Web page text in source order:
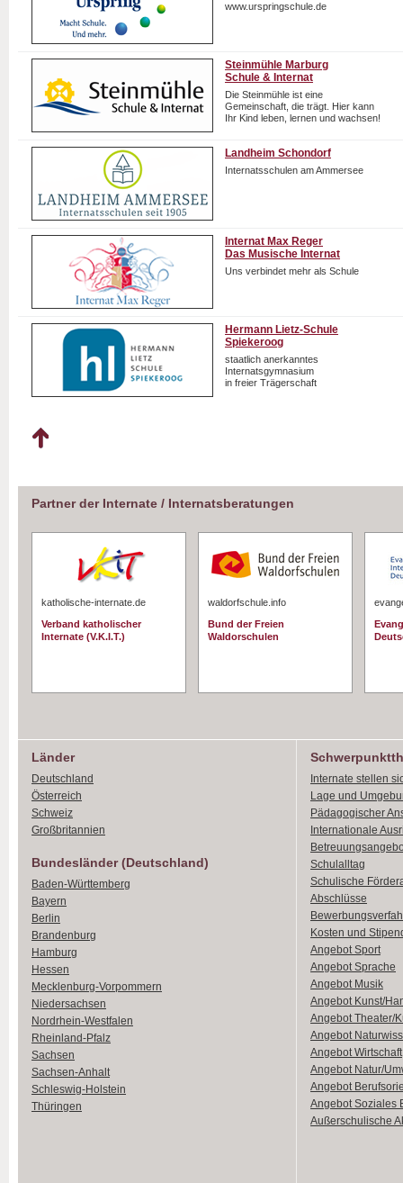
www.urspringschule.de
Steinmühle Marburg
Schule & Internat
Die Steinmühle ist eine
Gemeinschaft, die trägt. Hier kann
Ihr Kind leben, lernen und wachsen!
Landheim Schondorf
Internatsschulen am Ammersee
Internat Max Reger
Das Musische Internat
Uns verbindet mehr als Schule
Hermann Lietz-Schule
Spiekeroog
staatlich anerkanntes
Internatsgymnasium
in freier Trägerschaft
Partner der Internate / Internatsberatungen
katholische-internate.de
Verband katholischer
Internate (V.K.I.T.)
waldorfschule.info
Bund der Freien
Waldorschulen
Länder
Deutschland
Österreich
Schweiz
Großbritannien
Bundesländer (Deutschland)
Baden-Württemberg
Bayern
Berlin
Brandenburg
Hamburg
Hessen
Mecklenburg-Vorpommern
Niedersachsen
Nordrhein-Westfalen
Rheinland-Pfalz
Sachsen
Sachsen-Anhalt
Schleswig-Holstein
Thüringen
Internate stellen
Lage und
Pädagogischer
Internationale
Schulalltag
Schulische
Abschlüsse
Kosten und
Angebot Sport
Angebot Sprache
Angebot Musik
Angebot Kunst/
Angebot Theater/
Angebot
Angebot Wirtschaft
Angebot Natur/
Angebot
Angebot Soziales
Außerschulische